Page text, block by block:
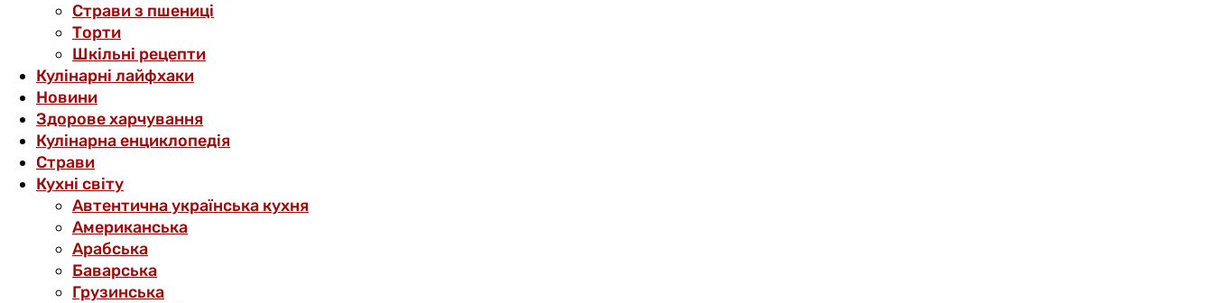
Страви з пшениці
Торти
Шкільні рецепти
Кулінарні лайфхаки
Новини
Здорове харчування
Кулінарна енциклопедія
Страви
Кухні світу
Автентична українська кухня
Американська
Арабська
Баварська
Грузинська